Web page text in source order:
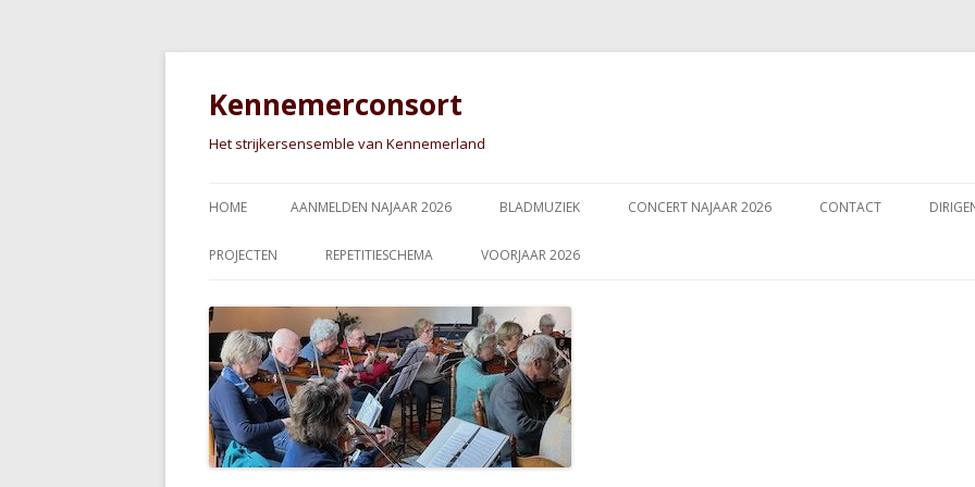
Kennemerconsort
Het strijkersensemble van Kennemerland
naar
HOME AANMELDEN NAJAAR 2026 BLADMUZIEK CONCERT NAJAAR 2026 CONTACT
PROJECTEN REPETITIESCHEMA VOORJAAR 2026